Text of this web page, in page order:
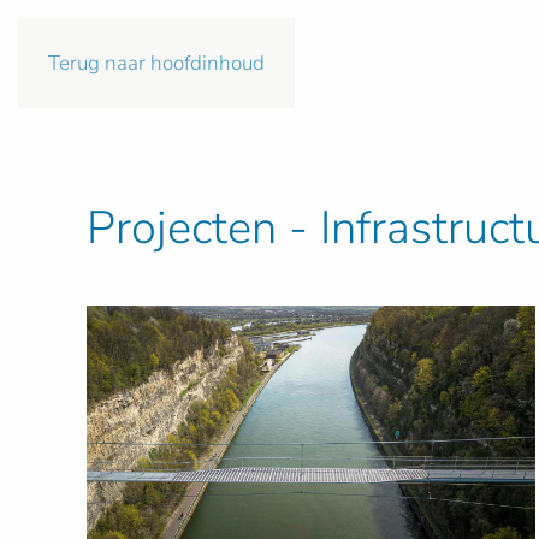
Terug naar hoofdinhoud
Projecten -